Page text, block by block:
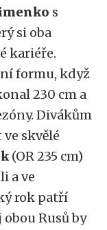
s
si oba
kariéře.
formu, když
230 cm a
Divákům
skvělé
(OR 235 cm)
a ve
rok patří
Rusů by